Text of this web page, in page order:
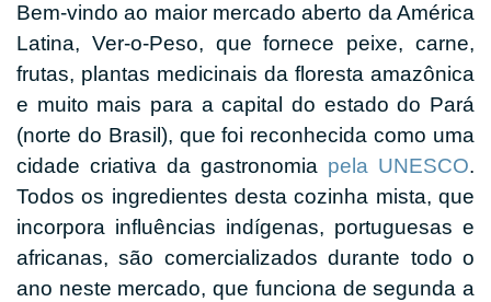
Bem-vindo ao maior mercado aberto da América
Latina, Ver-o-Peso, que fornece peixe, carne,
frutas, plantas medicinais da floresta amazônica
e muito mais para a capital do estado do Pará
(norte do Brasil), que foi reconhecida como uma
cidade criativa da gastronomia pela UNESCO.
Todos os ingredientes desta cozinha mista, que
incorpora influências indígenas, portuguesas e
africanas, são comercializados durante todo o
ano neste mercado, que funciona de segunda a